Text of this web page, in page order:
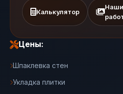
Калькулятор
Наши
Цены:
Шпаклевка стен
Укладка плитки